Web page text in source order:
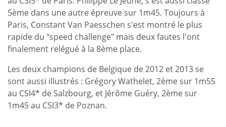
Opglabbeek
5ème dans une autre épreuve sur 1m45. Toujours à
Paris, Constant Van Paesschen s'est montré le plus
rapide du "speed challenge" mais deux fautes l'ont
finalement relégué à la 8ème place.
Les deux champions de Belgique de 2012 et 2013 se
sont aussi illustrés : Grégory Wathelet, 2ème sur 1m55
au CSI4* de Salzbourg, et Jérôme Guéry, 2ème sur
1m45 au CSI3* de Poznan.